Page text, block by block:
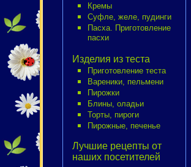
Кремы
Суфле, желе, пудинги
Пасха. Приготовление
пасхи
Изделия из теста
Приготовление теста
Вареники, пельмени
Пирожки
Блины, оладьи
Торты, пироги
Пирожные, печенье
Лучшие рецепты от
наших посетителей